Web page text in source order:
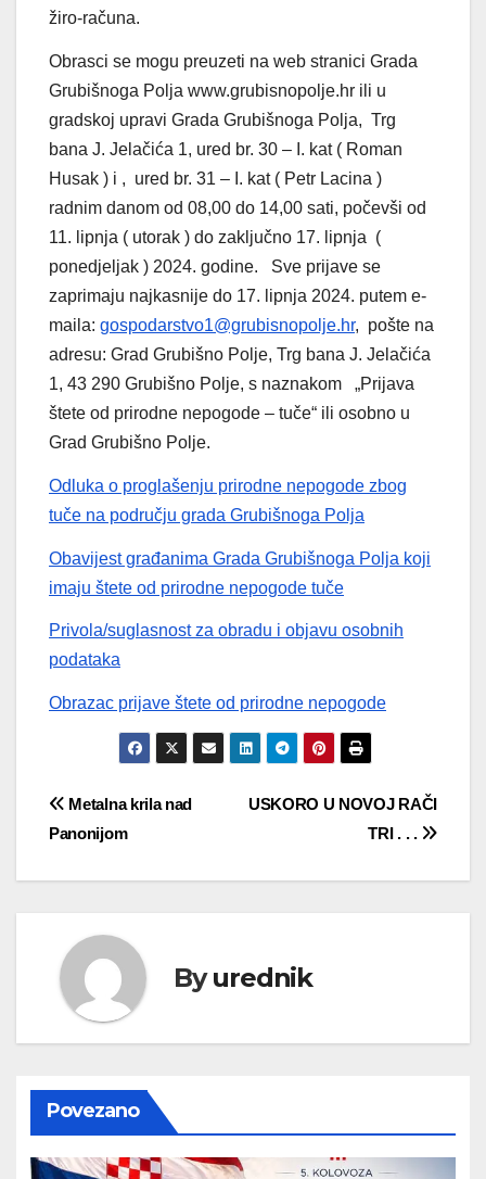
žiro-računa.
Obrasci se mogu preuzeti na web stranici Grada
Grubišnoga Polja www.grubisnopolje.hr ili u
gradskoj upravi Grada Grubišnoga Polja, Trg
bana J. Jelačića 1, ured br. 30 – I. kat ( Roman
Husak ) i , ured br. 31 – I. kat ( Petr Lacina )
radnim danom od 08,00 do 14,00 sati, počevši od
11. lipnja ( utorak ) do zaključno 17. lipnja (
ponedjeljak ) 2024. godine. Sve prijave se
zaprimaju najkasnije do 17. lipnja 2024. putem e-
maila: gospodarstvo1@grubisnopolje.hr, pošte na
adresu: Grad Grubišno Polje, Trg bana J. Jelačića
1, 43 290 Grubišno Polje, s naznakom „Prijava
štete od prirodne nepogode – tuče“ ili osobno u
Grad Grubišno Polje.
Odluka o proglašenju prirodne nepogode zbog
tuče na području grada Grubišnoga Polja
Obavijest građanima Grada Grubišnoga Polja koji
imaju štete od prirodne nepogode tuče
Privola/suglasnost za obradu i objavu osobnih
podataka
Obrazac prijave štete od prirodne nepogode
Navigacija
objava
USKORO U NOVOJ RAČI
TRI . . .
Metalna krila nad
Panonijom
Byurednik
Povezano